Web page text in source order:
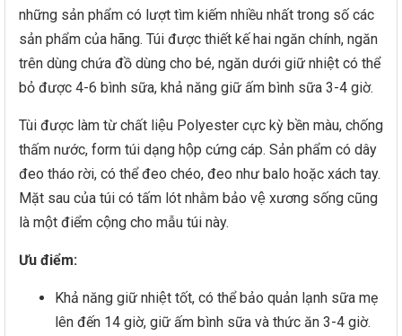
những sản phẩm có lượt tìm kiếm nhiều nhất trong số các
sản phẩm của hãng. Túi được thiết kế hai ngăn chính, ngăn
trên dùng chứa đồ dùng cho bé, ngăn dưới giữ nhiệt có thể
bỏ được 4-6 bình sữa, khả năng giữ ấm bình sữa 3-4 giờ.
Tùi được làm từ chất liệu Polyester cực kỳ bền màu, chống
thấm nước, form túi dạng hộp cứng cáp. Sản phẩm có dây
đeo tháo rời, có thể đeo chéo, đeo như balo hoặc xách tay.
Mặt sau của túi có tấm lót nhằm bảo vệ xương sống cũng
là một điểm cộng cho mẫu túi này.
Ưu điểm:
Khả năng giữ nhiệt tốt, có thể bảo quản lạnh sữa mẹ
lên đến 14 giờ, giữ ấm bình sữa và thức ăn 3-4 giờ.